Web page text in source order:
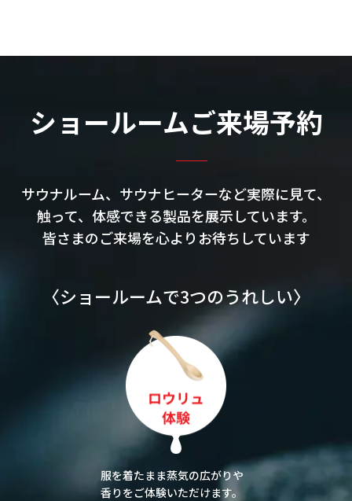
ショールームご来場予約
サウナルーム、サウナヒーターなど実際に見て、
触って、体感できる製品を展示しています。
皆さまのご来場を心よりお待ちしています
〈ショールームで3つのうれしい〉
服を着たまま蒸気の広がりや
香りをご体験いただけます。